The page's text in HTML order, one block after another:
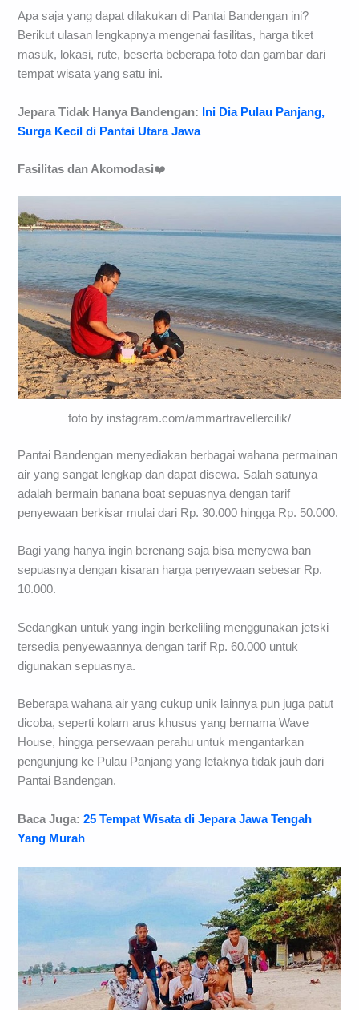
Apa saja yang dapat dilakukan di Pantai Bandengan ini?
Berikut ulasan lengkapnya mengenai fasilitas, harga tiket
masuk, lokasi, rute, beserta beberapa foto dan gambar dari
tempat wisata yang satu ini.
Jepara Tidak Hanya Bandengan:
Ini Dia Pulau Panjang,
Surga Kecil di Pantai Utara Jawa
Fasilitas dan Akomodasi❤️
foto by instagram.com/ammartravellercilik/
Pantai Bandengan menyediakan berbagai wahana permainan
air yang sangat lengkap dan dapat disewa. Salah satunya
adalah bermain banana boat sepuasnya dengan tarif
penyewaan berkisar mulai dari Rp. 30.000 hingga Rp. 50.000.
Bagi yang hanya ingin berenang saja bisa menyewa ban
sepuasnya dengan kisaran harga penyewaan sebesar Rp.
10.000.
Sedangkan untuk yang ingin berkeliling menggunakan jetski
tersedia penyewaannya dengan tarif Rp. 60.000 untuk
digunakan sepuasnya.
Beberapa wahana air yang cukup unik lainnya pun juga patut
dicoba, seperti kolam arus khusus yang bernama Wave
House, hingga persewaan perahu untuk mengantarkan
pengunjung ke Pulau Panjang yang letaknya tidak jauh dari
Pantai Bandengan.
Baca Juga:25 Tempat Wisata di Jepara Jawa Tengah
Yang Murah